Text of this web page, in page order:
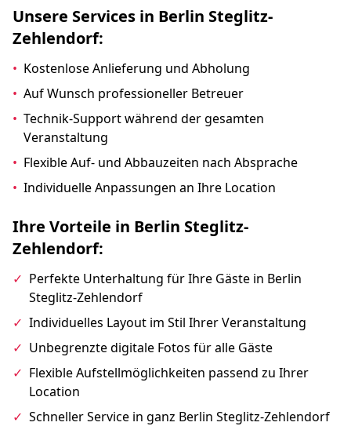
Unsere Services in Berlin Steglitz-
Zehlendorf:
• Kostenlose Anlieferung und Abholung
• Auf Wunsch professioneller Betreuer
• Technik-Support während der gesamten
Veranstaltung
• Flexible Auf- und Abbauzeiten nach Absprache
• Individuelle Anpassungen an Ihre Location
Ihre Vorteile in Berlin Steglitz-
Zehlendorf:
✓ Perfekte Unterhaltung für Ihre Gäste in Berlin
Steglitz-Zehlendorf
✓ Individuelles Layout im Stil Ihrer Veranstaltung
✓ Unbegrenzte digitale Fotos für alle Gäste
✓ Flexible Aufstellmöglichkeiten passend zu Ihrer
Location
✓ Schneller Service in ganz Berlin Steglitz-Zehlendorf